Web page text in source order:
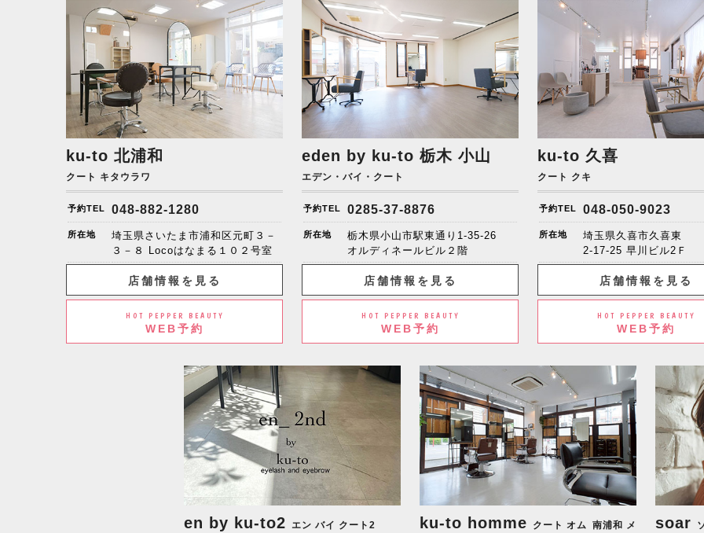
ku-to 北浦和
クート キタウラワ
予約TEL 048-882-1280
所在地
埼玉県さいたま市浦和区元町３－
３－８ Locoはなまる１０２号室
店舗情報を見る
HOT PEPPER BEAUTY
WEB予約
eden by ku-to 栃木 小山
エデン・バイ・クート
予約TEL 0285-37-8876
所在地
栃木県小山市駅東通り1-35-26
オルディネールビル２階
店舗情報を見る
HOT PEPPER BEAUTY
WEB予約
ku-to 久喜
クート クキ
予約TEL 048-050-9023
所在地
埼玉県久喜市久喜東
2-17-25 早川ビル2Ｆ
店舗情報を見る
HOT PEPPER BEAUTY
WEB予約
en by ku-to2
エン バイ クート2
ku-to homme クート オム 南浦和 メ
soar